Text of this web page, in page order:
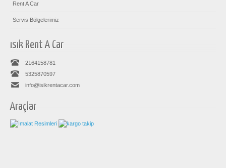
Rent A Car
Servis Bölgelerimiz
ısık Rent A Car
2164158781
5325870597
info@isikrentacar.com
Araçlar